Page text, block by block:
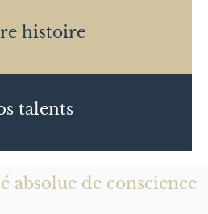
histoire
talents
absolue de conscience